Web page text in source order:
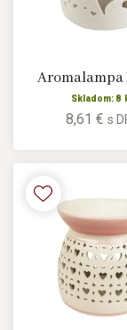
Aromalampa
Skladom: 8
8,61 € s